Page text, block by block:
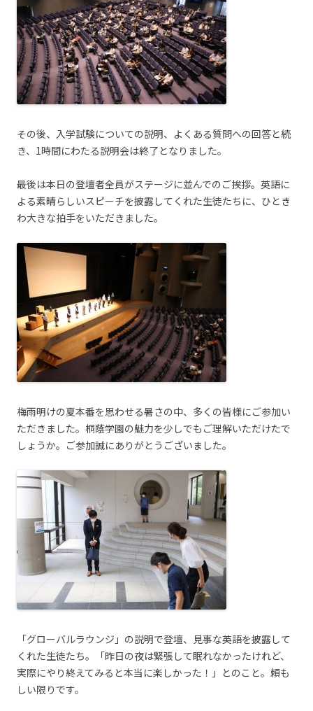
その後、入学試験についての説明、よくある質問への回答と続
き、1時間にわたる説明会は終了となりました。
最後は本日の登壇者全員がステージに並んでのご挨拶。英語に
よる素晴らしいスピーチを披露してくれた生徒たちに、ひとき
わ大きな拍手をいただきました。
梅雨明けの夏本番を思わせる暑さの中、多くの皆様にご参加い
ただきました。桐蔭学園の魅力を少しでもご理解いただけたで
しょうか。ご参加誠にありがとうございました。
「グローバルラウンジ」の説明で登壇、見事な英語を披露して
くれた生徒たち。「昨日の夜は緊張して眠れなかったけれど、
実際にやり終えてみると本当に楽しかった！」とのこと。頼も
しい限りです。